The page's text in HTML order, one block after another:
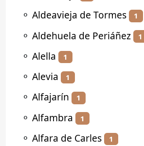
⚬ Aldeavieja de Tormes 1
⚬ Aldehuela de Periáñez 1
⚬ Alella 1
⚬ Alevia 1
⚬ Alfajarín 1
⚬ Alfambra 1
⚬ Alfara de Carles 1